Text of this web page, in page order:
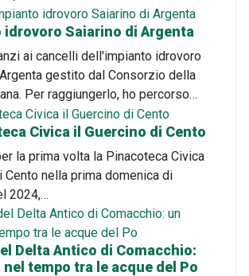
idrovoro Saiarino di Argenta
ai cancelli dell'impianto idrovoro
gestito dal Consorzio della
Per raggiungerlo, ho percorso…
Civica il Guercino di Cento
la prima volta la Pinacoteca Civica
Cento nella prima domenica di
2024,…
Delta Antico di Comacchio:
tempo tra le acque del Po